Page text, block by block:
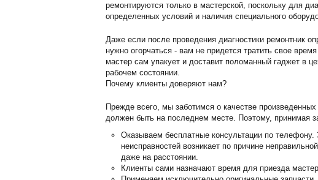
ремонтируются только в мастерской, поскольку для
определенных условий и наличия специального
Даже если после проведения диагностики ремонтник
нужно огорчаться - вам не придется тратить свое
мастер сам упакует и доставит поломанный гаджет в
рабочем состоянии.
Почему клиенты доверяют нам?
Прежде всего, мы заботимся о качестве
должен быть на последнем месте. Поэтому, принимая
Оказываем бесплатные консультации по
неисправностей возникает по причине
даже на расстоянии.
Клиенты сами назначают время для приезда